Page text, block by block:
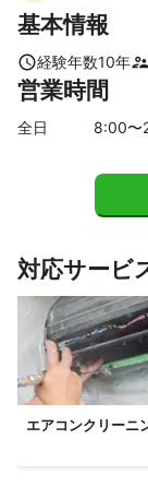
御杖村
下市町
【三重県】
名張市 伊賀市
【京都府】
宇治田
大山崎
栗東市 草津市
竜王町
野洲市
愛荘町
豊郷町
基本情報
経験年数10年
営業時間
全日 8:00〜
対応サービ
エアコンクリーニ